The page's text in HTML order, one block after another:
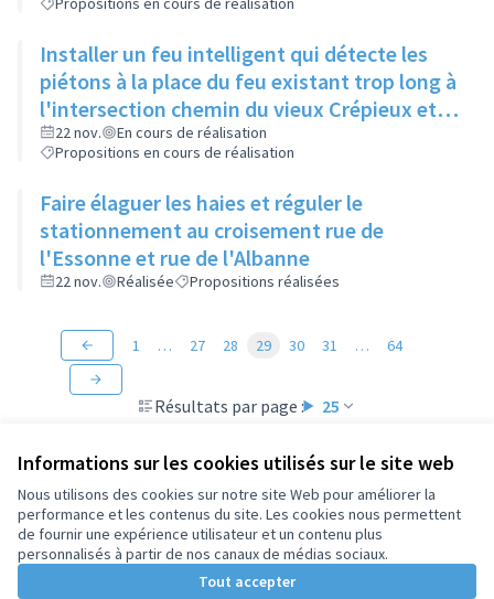
Informations sur les cookies utilisés sur le site web
Nous utilisons des cookies sur notre site Web pour améliorer la
performance et les contenus du site. Les cookies nous permettent
de fournir une expérience utilisateur et un contenu plus
personnalisés à partir de nos canaux de médias sociaux.
Tout accepter
Installer un feu intelligent qui détecte les
piétons à la place du feu existant trop long à
l'intersection chemin du vieux Crépieux et
route de Strasbourg
22 nov.
En cours de réalisation
Propositions en cours de réalisation
Faire élaguer les haies et réguler le
stationnement au croisement rue de
l'Essonne et rue de l'Albanne
22 nov. Réalisée Propositions réalisées
Résultats par page : 25
1 … 27 28 29 30 31 … 64
Conditions d'utilisation
Paramètres des cookies